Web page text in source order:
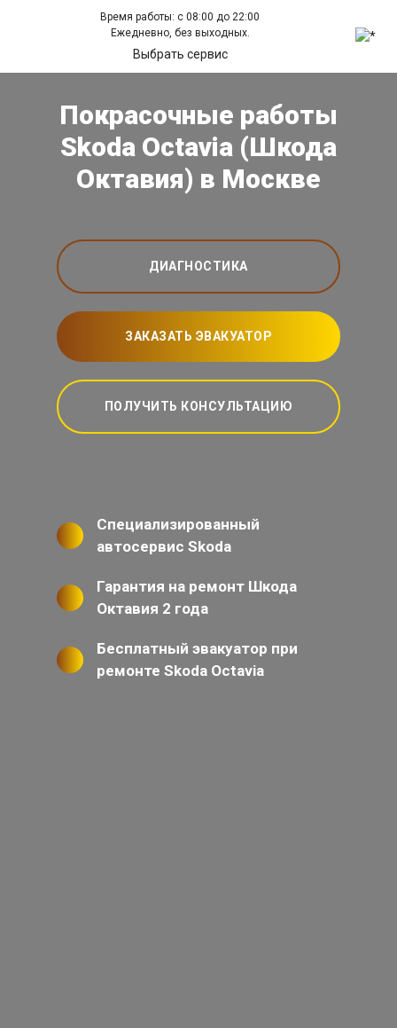
Время работы: с 08:00 до 22:00
Ежедневно, без выходных.
Выбрать сервис
Покрасочные работы
Skoda Octavia (Шкода
Октавия) в Москве
ДИАГНОСТИКА
ЗАКАЗАТЬ ЭВАКУАТОР
ПОЛУЧИТЬ КОНСУЛЬТАЦИЮ
Специализированный
автосервис Skoda
Гарантия на ремонт Шкода
Октавия 2 года
Бесплатный эвакуатор при
ремонте Skoda Octavia